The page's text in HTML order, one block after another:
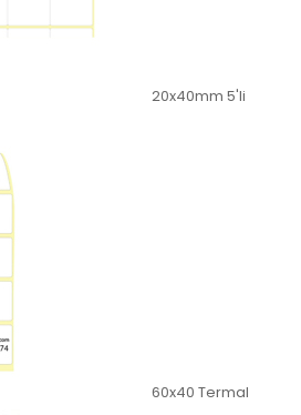
20x40mm 5'li
60x40 Termal